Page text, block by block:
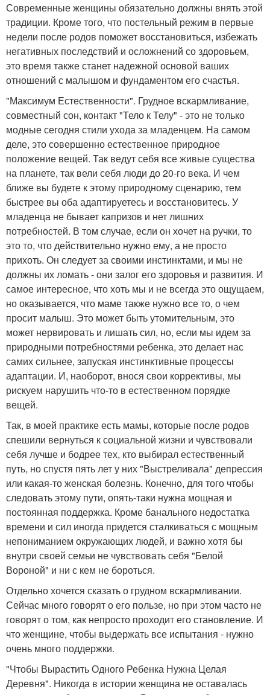
Современные женщины обязательно должны внять этой
традиции. Кроме того, что постельный режим в первые
недели после родов поможет восстановиться, избежать
негативных последствий и осложнений со здоровьем,
это время также станет надежной основой ваших
отношений с малышом и фундаментом его счастья.
"Максимум Естественности". Грудное вскармливание,
совместный сон, контакт "Тело к Телу" - это не только
модные сегодня стили ухода за младенцем. На самом
деле, это совершенно естественное природное
положение вещей. Так ведут себя все живые существа
на планете, так вели себя люди до 20-го века. И чем
ближе вы будете к этому природному сценарию, тем
быстрее вы оба адаптируетесь и восстановитесь. У
младенца не бывает капризов и нет лишних
потребностей. В том случае, если он хочет на ручки, то
это то, что действительно нужно ему, а не просто
прихоть. Он следует за своими инстинктами, и мы не
должны их ломать - они залог его здоровья и развития. И
самое интересное, что хоть мы и не всегда это ощущаем,
но оказывается, что маме также нужно все то, о чем
просит малыш. Это может быть утомительным, это
может нервировать и лишать сил, но, если мы идем за
природными потребностями ребенка, это делает нас
самих сильнее, запуская инстинктивные процессы
адаптации. И, наоборот, внося свои коррективы, мы
рискуем нарушить что-то в естественном порядке
вещей.
Так, в моей практике есть мамы, которые после родов
спешили вернуться к социальной жизни и чувствовали
себя лучше и бодрее тех, кто выбирал естественный
путь, но спустя пять лет у них "Выстреливала" депрессия
или какая-то женская болезнь. Конечно, для того чтобы
следовать этому пути, опять-таки нужна мощная и
постоянная поддержка. Кроме банального недостатка
времени и сил иногда придется сталкиваться с мощным
непониманием окружающих людей, и важно хотя бы
внутри своей семьи не чувствовать себя "Белой
Вороной" и ни с кем не бороться.
Отдельно хочется сказать о грудном вскармливании.
Сейчас много говорят о его пользе, но при этом часто не
говорят о том, как непросто проходит его становление. И
что женщине, чтобы выдержать все испытания - нужно
очень много поддержки.
"Чтобы Вырастить Одного Ребенка Нужна Целая
Деревня". Никогда в истории женщина не оставалась